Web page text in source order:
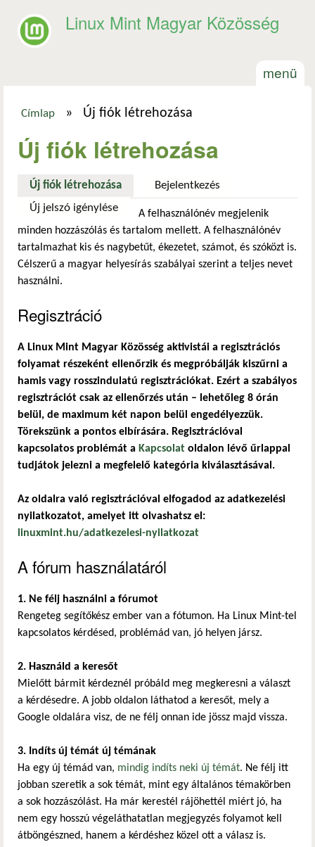
Linux Mint Magyar Közösség
menü
Jelenlegi hely
Címlap » Új fiók létrehozása
Új fiók létrehozása
Új fiók létrehozása (aktív fül)Bejelentkezés
Új jelszó igénylése
A felhasználónév megjelenik
minden hozzászólás és tartalom mellett. A felhasználónév
tartalmazhat kis és nagybetűt, ékezetet, számot, és szóközt is.
Célszerű a magyar helyesírás szabályai szerint a teljes nevet
használni.
Regisztráció
A Linux Mint Magyar Közösség aktivistái a regisztrációs
folyamat részeként ellenőrzik és megpróbálják kiszűrni a
hamis vagy rosszindulatú regisztrációkat. Ezért a szabályos
regisztrációt csak az ellenőrzés után – lehetőleg 8 órán
belül, de maximum két napon belül engedélyezzük.
Törekszünk a pontos elbírására. Regisztrációval
kapcsolatos problémát a Kapcsolat oldalon lévő űrlappal
tudjátok jelezni a megfelelő kategória kiválasztásával.
Az oldalra való regisztrációval elfogadod az adatkezelési
nyilatkozatot, amelyet itt olvashatsz el:
linuxmint.hu/adatkezelesi-nyilatkozat
A fórum használatáról
1. Ne félj használni a fórumot
Rengeteg segítőkész ember van a fótumon. Ha Linux Mint-tel
kapcsolatos kérdésed, problémád van, jó helyen jársz.
2. Használd a keresőt
Mielőtt bármit kérdeznél próbáld meg megkeresni a választ
a kérdésedre. A jobb oldalon láthatod a keresőt, mely a
Google oldalára visz, de ne félj onnan ide jössz majd vissza.
3. Indíts új témát új témának
Ha egy új témád van, mindig indíts neki új témát. Ne félj itt
jobban szeretik a sok témát, mint egy általános témakörben
a sok hozzászólást. Ha már kerestél rájöhettél miért jó, ha
nem egy hosszú végeláthatatlan megjegyzés folyamot kell
átböngészned, hanem a kérdéshez közel ott a válasz is.